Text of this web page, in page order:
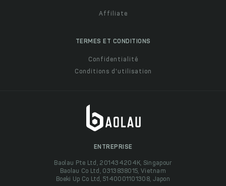
Affiliate
TERMES ET CONDITIONS
Confidentialité
Conditions d'utilisation
ENTREPRISE
Baolau Pte Ltd, 201434204K, Singapour
Baolau Co Ltd, 0313838015, Vietnam
Boeki Up Co Ltd, 5140001101308, Japon